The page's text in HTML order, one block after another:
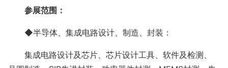
参展范围：
◆半导体、集成电路设计、制造、封装：
集成电路设计及芯片、芯片设计工具、软件及检测、